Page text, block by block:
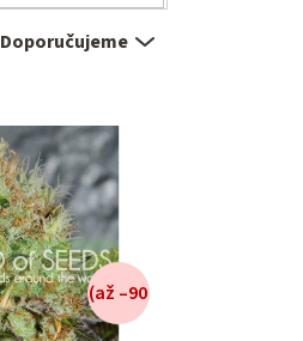
Doporučujeme
(až –90